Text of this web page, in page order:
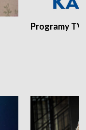
Programy